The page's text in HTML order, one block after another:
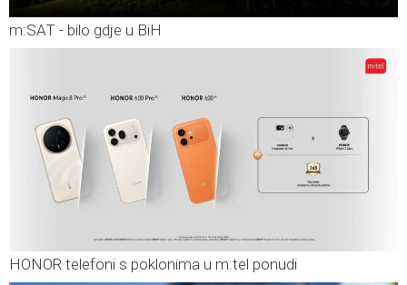
m:SAT - bilo gdje u BiH
HONOR telefoni s poklonima u m:tel ponudi